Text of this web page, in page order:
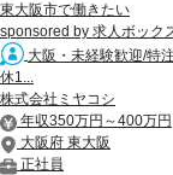
東大阪市で働きたい
sponsored by 求人ボック
大阪・未経験歓迎/特
休1...
株式会社ミヤコシ
年収350万円～400万円
大阪府 東大阪
正社員